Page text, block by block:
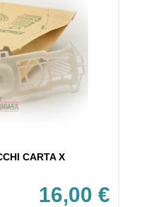
CARTA X
16,00 €